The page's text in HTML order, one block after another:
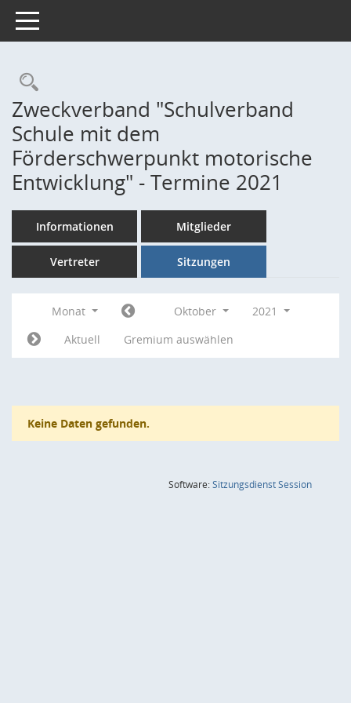
Toggle navigation
Rechercheauswahl
Zweckverband "Schulverband
Schule mit dem
Förderschwerpunkt motorische
Entwicklung" - Termine 2021
Informationen Mitglieder
Vertreter Sitzungen
Monat Oktober
2021
Aktuell
Gremium auswählen
Keine Daten gefunden.
Software:SitzungsdienstSession(Wird in